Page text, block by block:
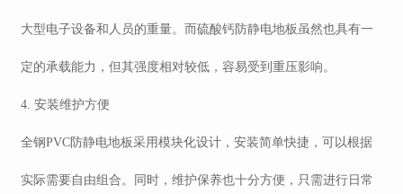
大型电子设备和人员的重量。而硫酸钙防静电地板虽然也具有一
定的承载能力，但其强度相对较低，容易受到重压影响。
4. 安装维护方便
全钢PVC防静电地板采用模块化设计，安装简单快捷，可以根据
实际需要自由组合。同时，维护保养也十分方便，只需进行日常